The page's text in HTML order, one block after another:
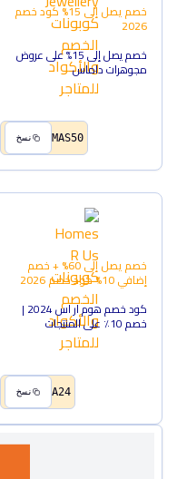
خصم يصل إلى 15% كود خصم
2026
خصم يصل إلى 15% على عروض
مجوهرات داماس
MAS50 نسخ
خصم يصل إلى 60% + خصم
إضافي 10% كود خصم2026
كود خصم هوم ار اس 2024 |
خصم 10٪ على المنتجات
A24 نسخ